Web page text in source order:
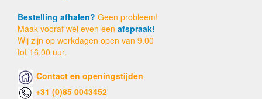
Bestelling afhalen? Geen probleem!
Maak vooraf wel even een afspraak!
Wij zijn op werkdagen open van 9.00
tot 16.00 uur.
Contact en openingstijden
+31 (0)85 0043452